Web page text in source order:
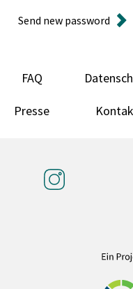
Send new password
FAQ
Presse